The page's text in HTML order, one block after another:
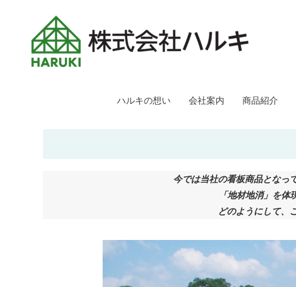
ハルキの想い 会社案内 商品紹介
今では当社の看板商品となっ
「地材地消」を
どのようにして、